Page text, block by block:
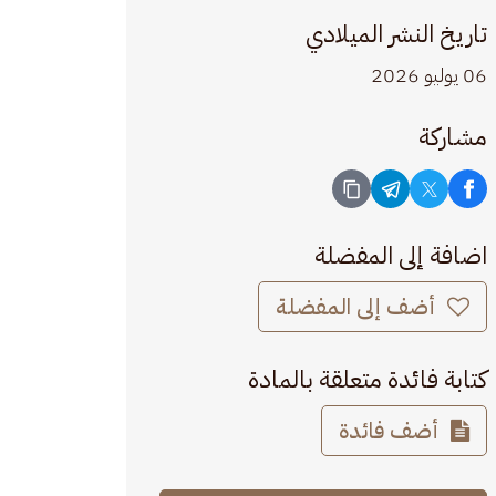
تاريخ النشر الميلادي
06 يوليو 2026
مشاركة
اضافة إلى المفضلة
أضف إلى المفضلة
كتابة فائدة متعلقة بالمادة
أضف فائدة